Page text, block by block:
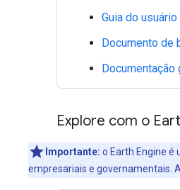
Guia do
Documento de
Explore com o
Importante: o Earth Engine
empresariais e governamentais.